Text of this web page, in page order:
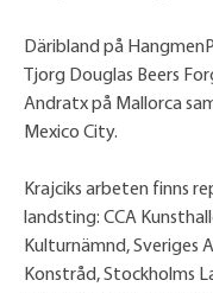
Däribland på
Tjorg Douglas Beers
Andratx på Mallorca
Mexico City.
Krajciks arbeten finns
landsting: CCA
Kulturnämnd, Sveriges
Konstråd, Stockholms